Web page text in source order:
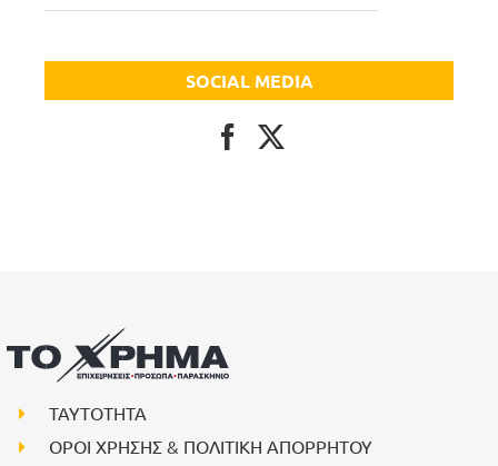
SOCIAL MEDIA
ΤΑΥΤΟΤΗΤΑ
ΟΡΟΙ ΧΡΗΣΗΣ & ΠΟΛΙΤΙΚΗ ΑΠΟΡΡΗΤΟΥ